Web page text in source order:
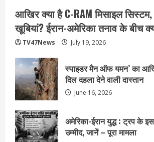
आखिर क्या है C-RAM मिसाइल
खूबियां? ईरान-अमेरिका तनाव के बीच
TV47News July 19, 2026
स्पाइडर मैन ऑफ यमन’ का
दिल दहला देने वाली दास्तान
June 16, 2026
अमेरिका-ईरान युद्ध : ट्रप के
उम्मीद, जानें – पूरा मामला